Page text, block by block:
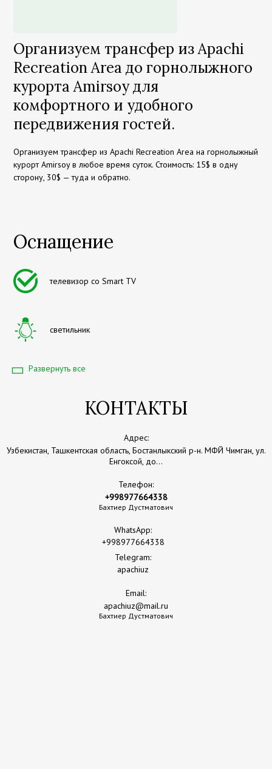
Организуем трансфер из Apachi
Recreation Area до горнолыжного
курорта Amirsoy для
комфортного и удобного
передвижения гостей.
Организуем трансфер из Apachi Recreation Area на горнолыжный
курорт Amirsoy в любое время суток. Стоимость: 15$ в одну
сторону, 30$ — туда и обратно.
Оснащение
телевизор со Smart TV
светильник
раздельный санузел
Развернуть все
КОНТАКТЫ
Адрес:
Узбекистан, Ташкентская область, Бостанлыкский р-н. МФЙ Чимган, ул.
Енгоксой, до...
Телефон:
+998977664338
Бахтиер Дустматович
WhatsApp:
+998977664338
Telegram:
apachiuz
Email:
apachiuz@mail.ru
Бахтиер Дустматович